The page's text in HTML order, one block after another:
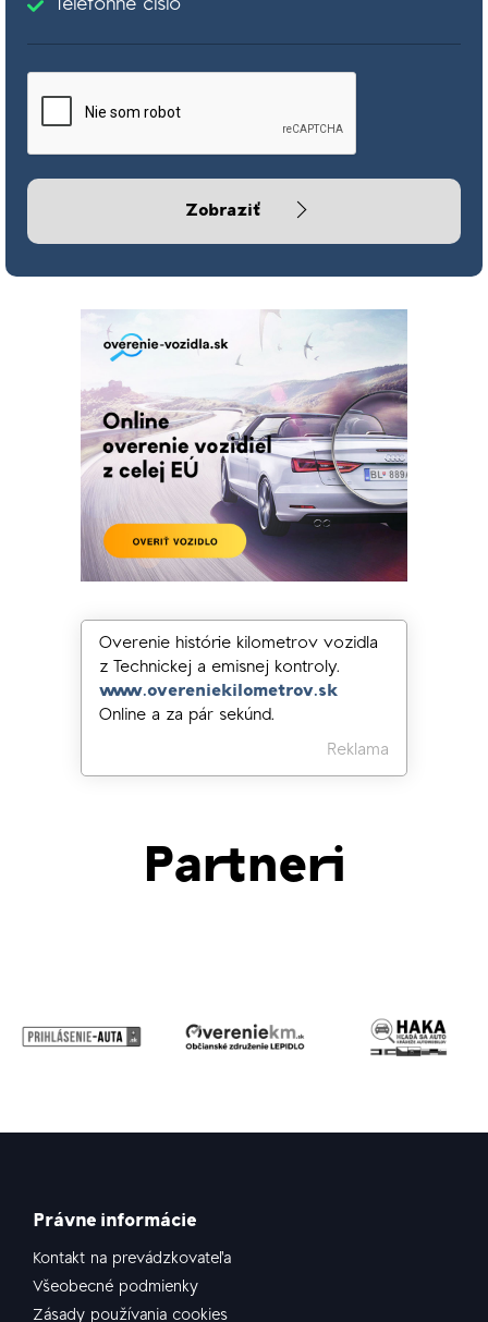
Telefónne číslo
Zobraziť
Overenie histórie kilometrov vozidla
z Technickej a emisnej kontroly.
www.overeniekilometrov.sk
Online a za pár sekúnd.
Reklama
Partneri
Právne informácie
Kontakt na prevádzkovateľa
Všeobecné podmienky
Zásady používania cookies